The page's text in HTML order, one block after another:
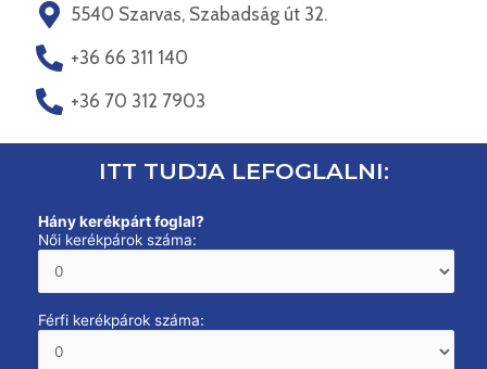
5540 Szarvas, Szabadság út 32.
+36 66 311 140
+36 70 312 7903
ITT TUDJA LEFOGLALNI:
Hány kerékpárt foglal?
Női kerékpárok száma:
Férfi kerékpárok száma: